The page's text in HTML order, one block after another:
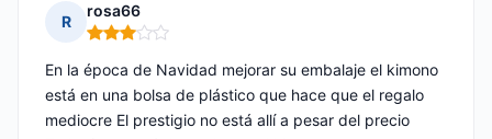
R
rosa66
Nota: 3 de 5
En la época de Navidad mejorar su embalaje el kimono
está en una bolsa de plástico que hace que el regalo
mediocre El prestigio no está allí a pesar del precio